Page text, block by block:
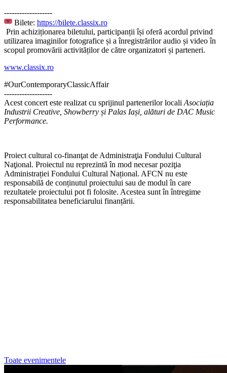
-------------------
Bilete: https://bilete.classix.ro
Prin achiziționarea biletului, participanții își oferă acordul privind
utilizarea imaginilor fotografice și a înregistrărilor audio și video în
scopul promovării activităților de către organizatori și parteneri.
www.classix.ro
#OurContemporaryClassicAffair
-------------------
Acest concert este realizat cu sprijinul partenerilor locali Asociația
Industrii Creative, Showberry și Palas Iași, alături de DAC Music
Performance.
Proiect cultural co-finanţat de Administraţia Fondului Cultural
Naţional. Proiectul nu reprezintă în mod necesar poziţia
Administrației Fondului Cultural Național. AFCN nu este
responsabilă de conținutul proiectului sau de modul în care
rezultatele proiectului pot fi folosite. Acestea sunt în întregime
responsabilitatea beneficiarului finanțării.
Toate evenimentele